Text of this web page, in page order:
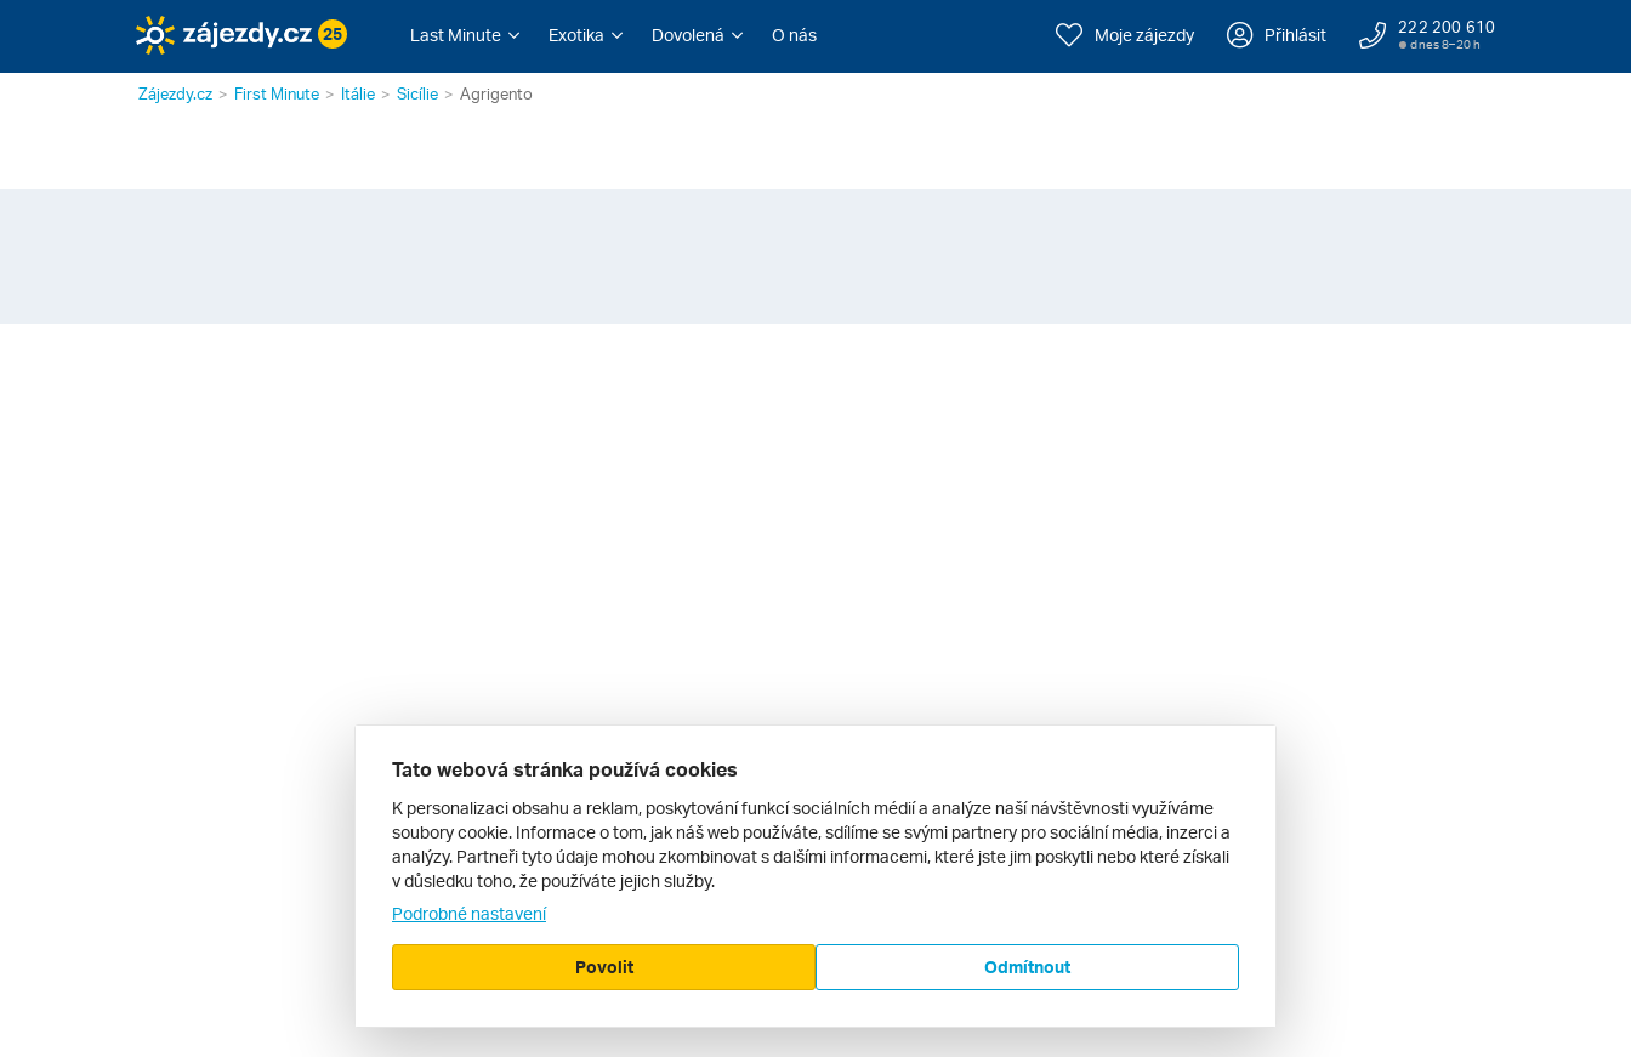
25 Last Minute Exotika Dovolená O nás Moje zájezdy Přihlásit 222 200 610
dnes 8–20 h
Zájezdy.cz First Minute Itálie Sicílie Agrigento
Tato webová stránka používá cookies
K personalizaci obsahu a reklam, poskytování funkcí sociálních médií a analýze naší návštěvnosti využíváme
soubory cookie. Informace o tom, jak náš web používáte, sdílíme se svými partnery pro sociální média, inzerci a
analýzy. Partneři tyto údaje mohou zkombinovat s dalšími informacemi, které jste jim poskytli nebo které získali
v důsledku toho, že používáte jejich služby.
Podrobné nastavení
Odmítnout
Povolit